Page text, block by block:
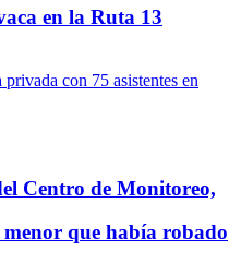
en la Ruta 13
Centro de Monitoreo,
que había robado